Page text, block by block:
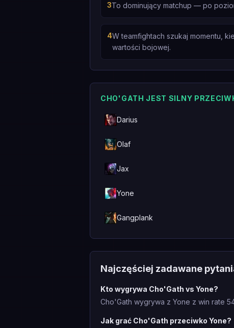
3To dominujący matchup — po
4W teamfightach szukaj momentu,
wartości bojowej.
CHO'GATH JEST SILNY
Darius
Olaf
Jax
Yone
Gangplank
Najczęściej zadawane
Kto wygrywa Cho'Gath vs Yone?
Cho'Gath wygrywa z Yone z win rate
Jak grać Cho'Gath przeciwko Yone?